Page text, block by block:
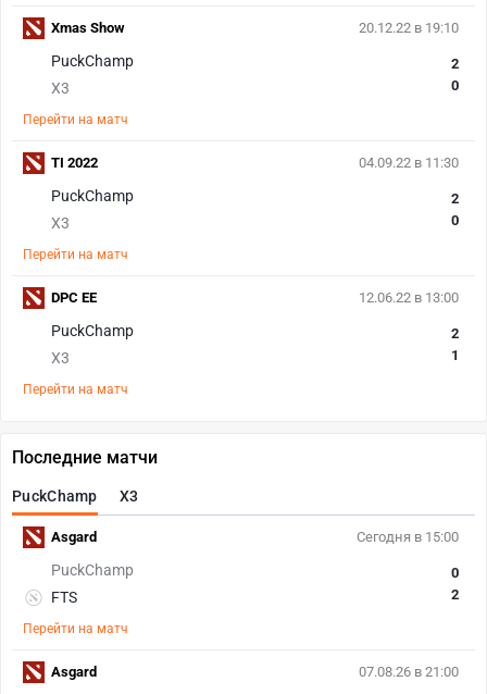
20.12.22 в 19:10
PuckChamp
X3
2
0
Перейти на матч
Xmas Show
04.09.22 в 11:30
PuckChamp
X3
2
0
Перейти на матч
TI 2022
12.06.22 в 13:00
PuckChamp
X3
2
1
Перейти на матч
DPC EE
Последние матчи
PuckChamp X3
Сегодня в 15:00
PuckChamp
FTS
0
2
Перейти на матч
Asgard
07.08.26 в 21:00
Asgard